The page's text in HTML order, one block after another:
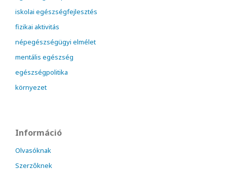
iskolai egészségfejlesztés
fizikai aktivitás
népegészségügyi elmélet
mentális egészség
egészségpolitika
környezet
Információ
Olvasóknak
Szerzőknek